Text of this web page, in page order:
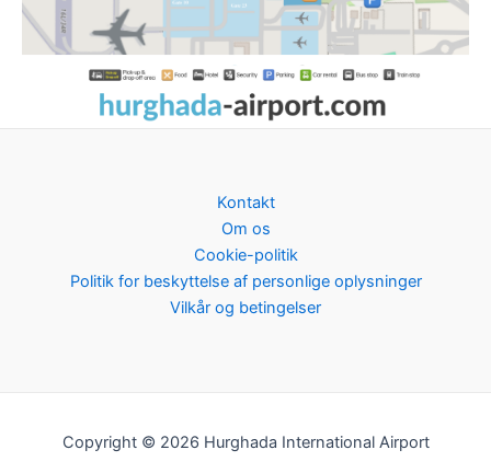
Kontakt
Om os
Cookie-politik
Politik for beskyttelse af personlige oplysninger
Vilkår og betingelser
Copyright © 2026 Hurghada International Airport